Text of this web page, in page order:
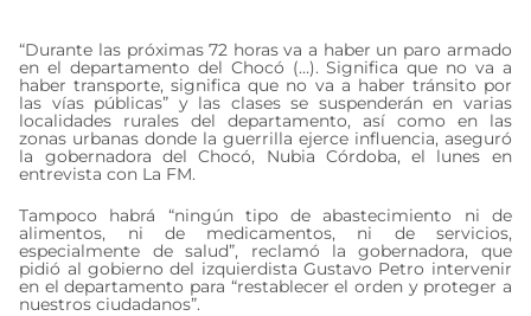
“Durante las próximas 72 horas va a haber un paro armado
en el departamento del Chocó (…). Significa que no va a
haber transporte, significa que no va a haber tránsito por
las vías públicas” y las clases se suspenderán en varias
localidades rurales del departamento, así como en las
zonas urbanas donde la guerrilla ejerce influencia, aseguró
la gobernadora del Chocó, Nubia Córdoba, el lunes en
entrevista con La FM.
Tampoco habrá “ningún tipo de abastecimiento ni de
alimentos, ni de medicamentos, ni de servicios,
especialmente de salud”, reclamó la gobernadora, que
pidió al gobierno del izquierdista Gustavo Petro intervenir
en el departamento para “restablecer el orden y proteger a
nuestros ciudadanos”.